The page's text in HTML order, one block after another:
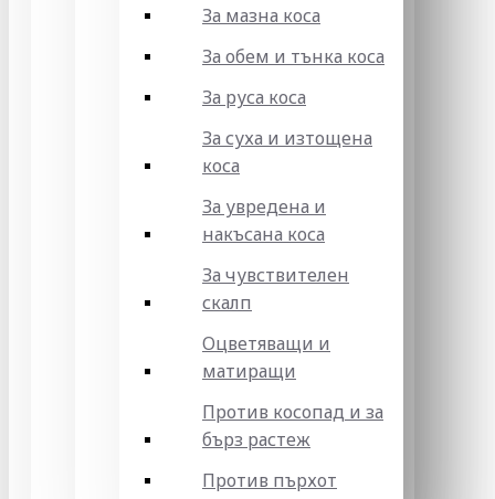
За мазна коса
За обем и тънка коса
За руса коса
За суха и изтощена
коса
За увредена и
накъсана коса
За чувствителен
скалп
Оцветяващи и
матиращи
Против косопад и за
бърз растеж
Против пърхот